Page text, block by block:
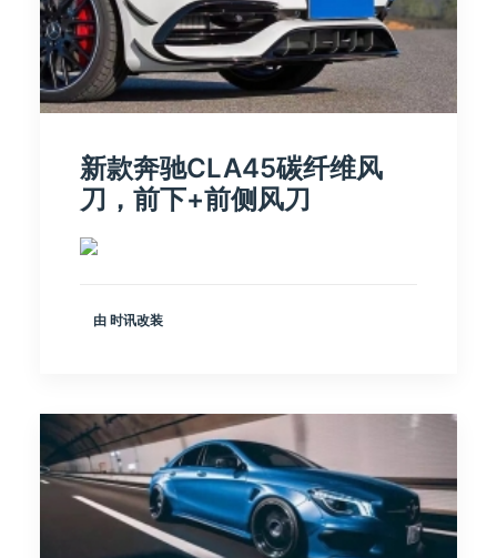
新款奔驰CLA45碳纤维风
刀，前下+前侧风刀
由 时讯改装